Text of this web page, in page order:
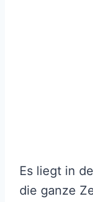
Es liegt in
die ganze